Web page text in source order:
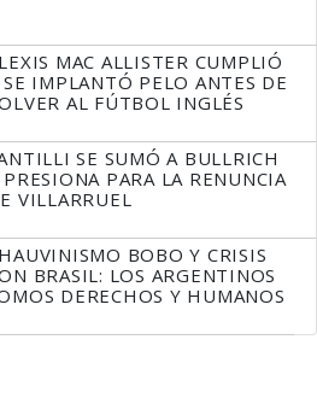
MAC ALLISTER CUMPLIÓ
SE IMPLANTÓ PELO ANTES DE
AL FÚTBOL INGLÉS
SE SUMÓ A BULLRICH
PRESIONA PARA LA RENUNCIA
VILLARRUEL
BOBO Y CRISIS
BRASIL: LOS ARGENTINOS
DERECHOS Y HUMANOS